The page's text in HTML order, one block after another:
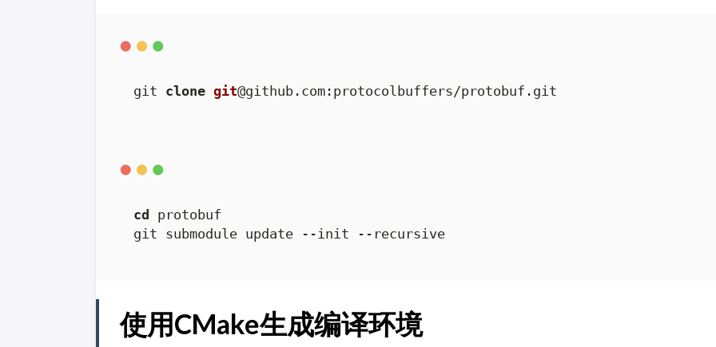
git clone git
cd protobuf
git submodule update
--init --recursive
使用CMake生成编译环境